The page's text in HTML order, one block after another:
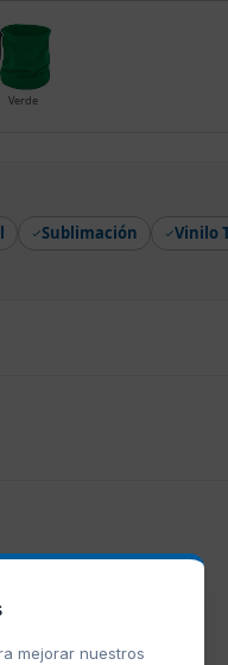
mejorar nuestros
Verde
Sublimación Vinilo